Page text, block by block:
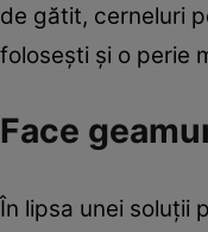
de gătit, cerneluri
foloseşti şi o perie
Face
În lipsa unei soluţii